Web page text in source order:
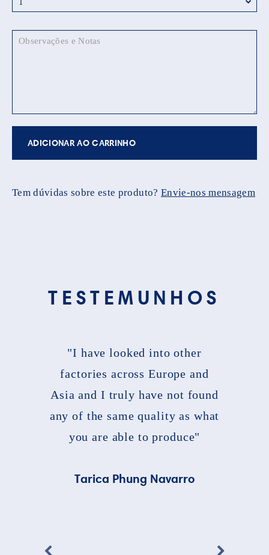
ADICIONAR AO CARRINHO
Tem dúvidas sobre este produto? Envie-nos mensagem
TESTEMUNHOS
"I have looked into other
factories across Europe and
Asia and I truly have not found
any of the same quality as what
you are able to produce"
Tarica Phung Navarro